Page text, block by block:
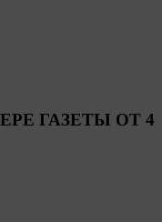
ГАЗЕТЫ ОТ 4